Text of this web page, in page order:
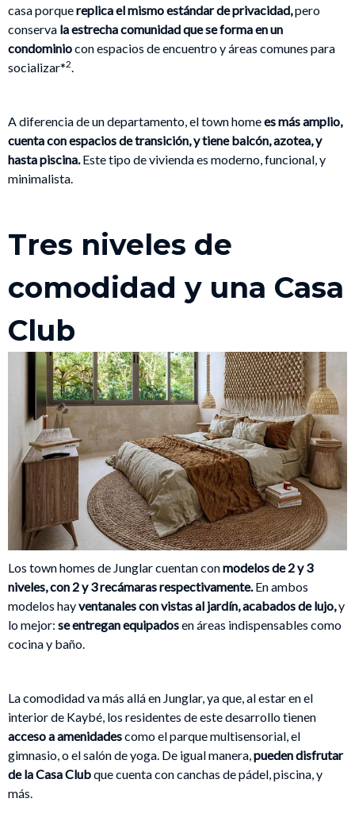
casa porquereplica el mismo estándar de privacidad,pero
conserva la estrecha comunidad que se forma en un
condominiocon espacios de encuentro y áreas comunes para
socializar*2.
A diferencia de un departamento, el town homees más amplio,
cuenta con espacios de transición, y tiene balcón, azotea, y
hasta piscina.Este tipo de vivienda es moderno, funcional, y
minimalista.
Tres niveles de
comodidad y una Casa
Club
Los town homes de Junglar cuentan conmodelos de 2 y 3
niveles, con 2 y 3 recámaras respectivamente. En ambos
modelos hayventanales con vistas al jardín, acabados de lujo,y
lo mejor: se entregan equipadosen áreas indispensables como
cocina y baño.
La comodidad va más allá en Junglar, ya que, al estar en el
interior de Kaybé, los residentes de este desarrollo tienen
acceso a amenidadescomo el parque multisensorial, el
gimnasio, o el salón de yoga. De igual manera, pueden disfrutar
de la Casa Clubque cuenta con canchas de pádel, piscina, y
más.